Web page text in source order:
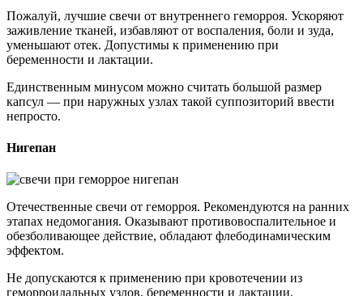
Пожалуй, лучшие свечи от внутреннего геморроя. Ускоряют
заживление тканей, избавляют от воспаления, боли и зуда,
уменьшают отек. Допустимы к применению при
беременности и лактации.
Единственным минусом можно считать большой размер
капсул — при наружных узлах такой суппозиторий ввести
непросто.
Нигепан
Отечественные свечи от геморроя. Рекомендуются на ранних
этапах недомогания. Оказывают противовоспалительное и
обезболивающее действие, обладают флебодинамическим
эффектом.
Не допускаются к применению при кровотечении из
геморроидальных узлов, беременности и лактации.